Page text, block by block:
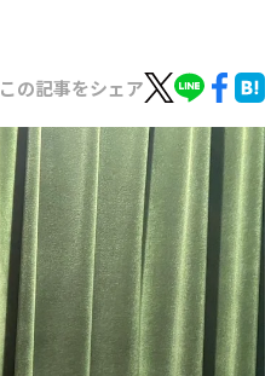
この記事をシェア